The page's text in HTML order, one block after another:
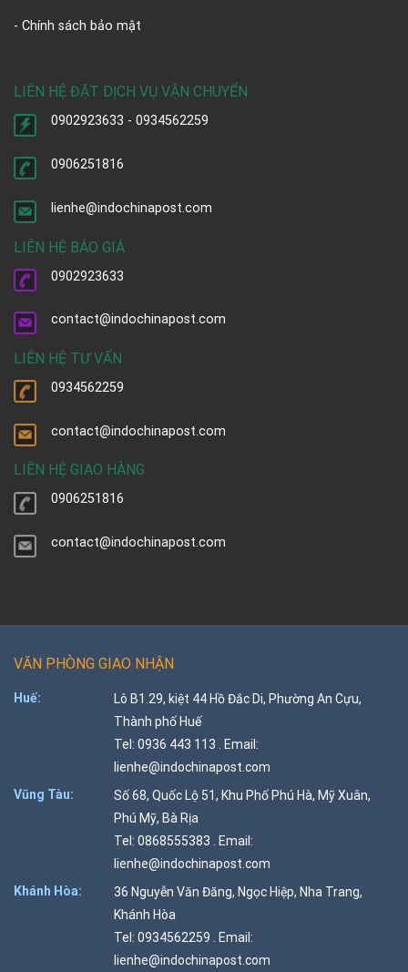
- Chính sách bảo mật
LIÊN HỆ ĐẶT DỊCH VỤ VẬN CHUYỂN
0902923633 - 0934562259
0906251816
lienhe@indochinapost.com
LIÊN HỆ BÁO GIÁ
0902923633
contact@indochinapost.com
LIÊN HỆ TƯ VẤN
0934562259
contact@indochinapost.com
LIÊN HỆ GIAO HÀNG
0906251816
contact@indochinapost.com
VĂN PHÒNG GIAO NHẬN
Huế:
Lô B1.29, kiệt 44 Hồ Đắc Di, Phường An Cựu,
Thành phố Huế
Tel: 0936 443 113 . Email:
lienhe@indochinapost.com
Vũng Tàu:
Số 68, Quốc Lộ 51, Khu Phố Phú Hà, Mỹ Xuân,
Phú Mỹ, Bà Rịa
Tel: 0868555383 . Email:
lienhe@indochinapost.com
Khánh Hòa:
36 Nguyễn Văn Đăng, Ngọc Hiệp, Nha Trang,
Khánh Hòa
Tel: 0934562259 . Email:
lienhe@indochinapost.com